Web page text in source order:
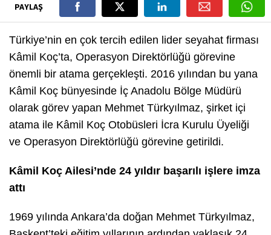
PAYLAŞ
Türkiye’nin en çok tercih edilen lider seyahat firması
Kâmil Koç’ta, Operasyon Direktörlüğü görevine
önemli bir atama gerçekleşti. 2016 yılından bu yana
Kâmil Koç bünyesinde İç Anadolu Bölge Müdürü
olarak görev yapan Mehmet Türkyılmaz, şirket içi
atama ile Kâmil Koç Otobüsleri İcra Kurulu Üyeliği
ve Operasyon Direktörlüğü görevine getirildi.
Kâmil Koç Ailesi’nde 24 yıldır başarılı işlere imza
attı
1969 yılında Ankara’da doğan Mehmet Türkyılmaz,